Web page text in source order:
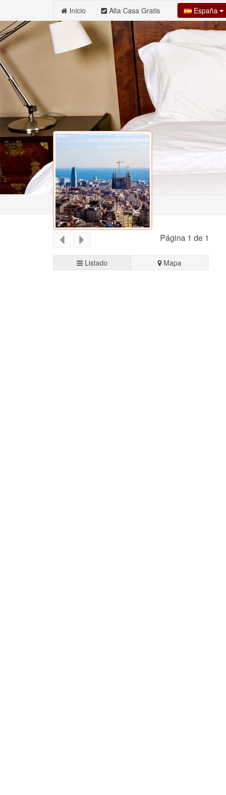
Inicio Alta Casa Gratis España
Página 1 de 1
Listado Mapa